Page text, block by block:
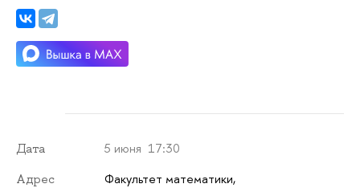
Дата 5 июня 17:30
Адрес
Факультет математики,